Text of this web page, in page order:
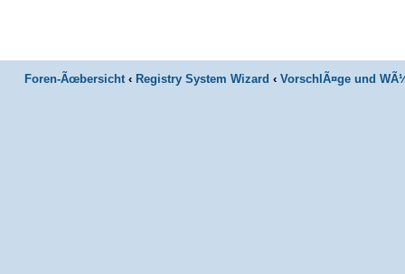
Foren-Ãœbersicht ‹ Registry System Wizard ‹ VorschlÃ¤ge und